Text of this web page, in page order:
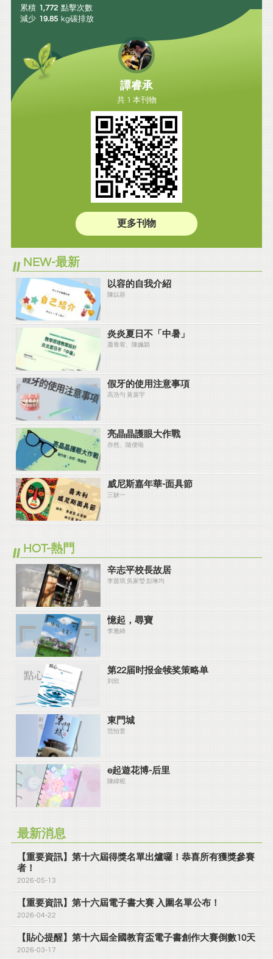
累積 1,772 點擊次數
減少 19.85 kg碳排放
譚睿承
共 1 本刊物
更多刊物
NEW-最新
以容的自我介紹
陳以容
炎炎夏⽇不「中暑」
蕭青宥、陳姵穎
假牙的使用注意事項
高浩勻 黃裴宇
亮晶晶護眼大作戰
亦然、隨便啦
威尼斯嘉年華-面具節
三缺一
HOT-熱門
辛志平校長故居
李茵琪 吳家瑩 彭琳均
憶起，尋寶
李雅綺
第22届时报金犊奖策略单
刘欣
東門城
范怡萱
e起遊花博-后里
陳緯秜
最新消息
【重要資訊】第十六屆得獎名單出爐囉！恭喜所有獲獎參賽
者！
2026-05-13
【重要資訊】第十六屆電子書大賽 入圍名單公布！
2026-04-22
【貼心提醒】第十六屆全國教育盃電子書創作大賽倒數10天
2026-03-17